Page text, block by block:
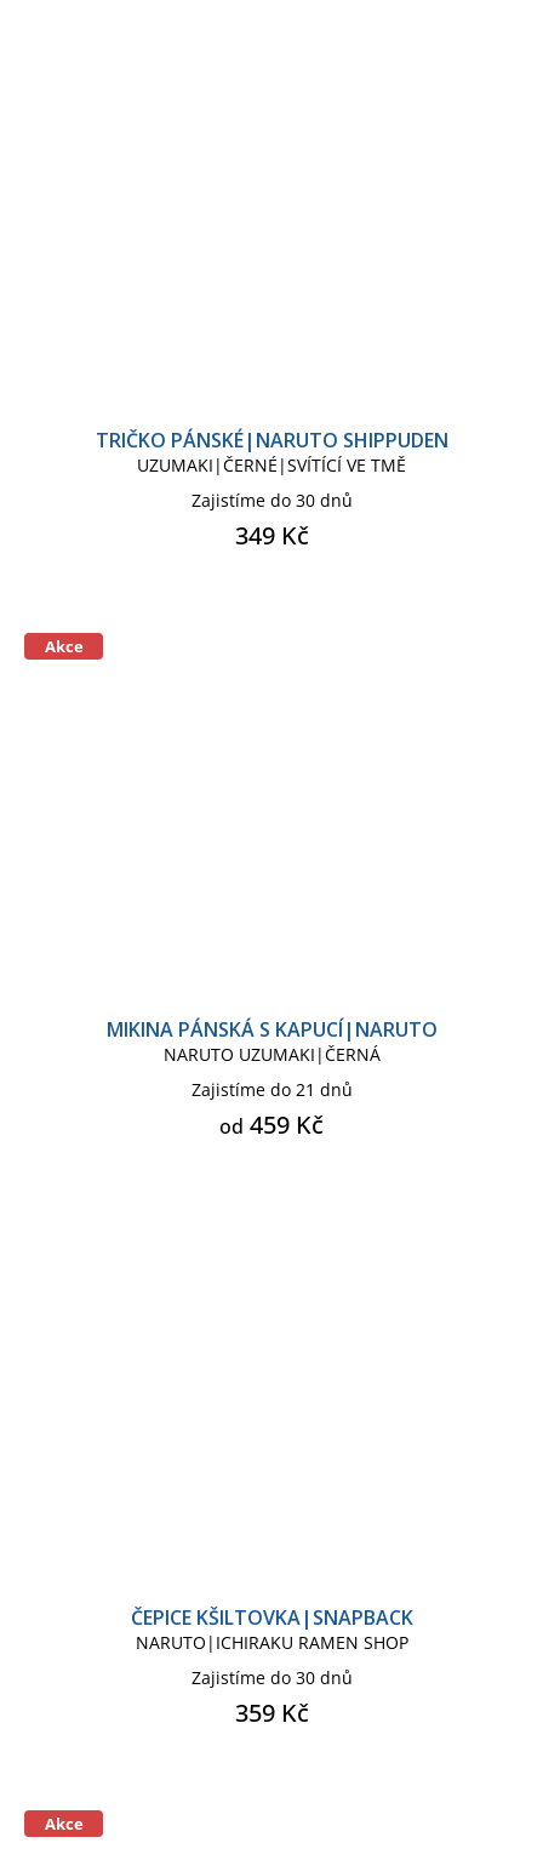
TRIČKO PÁNSKÉ|NARUTO SHIPPUDEN
UZUMAKI|ČERNÉ|SVÍTÍCÍ VE TMĚ
Zajistíme do 30 dnů
349 Kč
Akce
MIKINA PÁNSKÁ S KAPUCÍ|NARUTO
NARUTO UZUMAKI|ČERNÁ
Zajistíme do 21 dnů
od 459 Kč
ČEPICE KŠILTOVKA|SNAPBACK
NARUTO|ICHIRAKU RAMEN SHOP
Zajistíme do 30 dnů
359 Kč
Akce